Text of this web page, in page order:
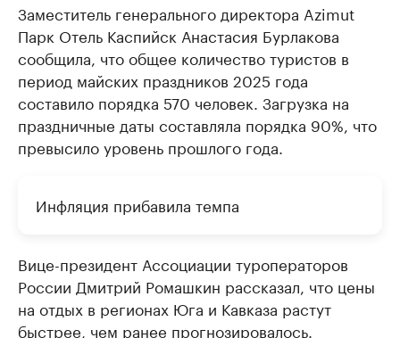
Заместитель генерального директора Azimut
Парк Отель Каспийск Анастасия Бурлакова
сообщила, что общее количество туристов в
период майских праздников 2025 года
составило порядка 570 человек. Загрузка на
праздничные даты составляла порядка 90%, что
превысило уровень прошлого года.
Инфляция прибавила темпа
Вице-президент Ассоциации туроператоров
России Дмитрий Ромашкин рассказал, что цены
на отдых в регионах Юга и Кавказа растут
быстрее, чем ранее прогнозировалось.